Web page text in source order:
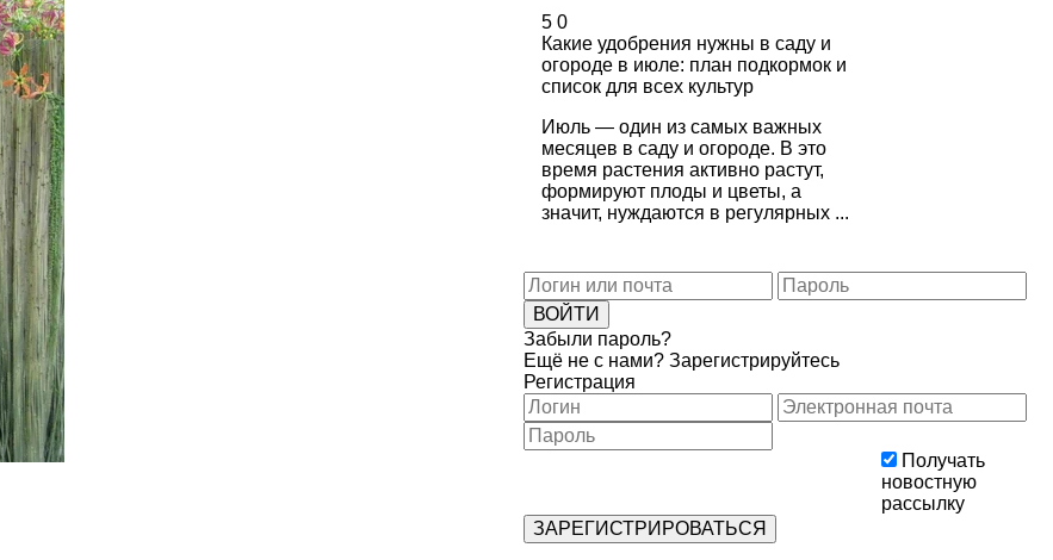
5 0
Какие удобрения нужны в саду и
огороде в июле: план подкормок и
список для всех культур
Июль — один из самых важных
месяцев в саду и огороде. В это
время растения активно растут,
формируют плоды и цветы, а
значит, нуждаются в регулярных ...
Забыли пароль?
Ещё не с нами? Зарегистрируйтесь
Регистрация
Получать
новостную
рассылку